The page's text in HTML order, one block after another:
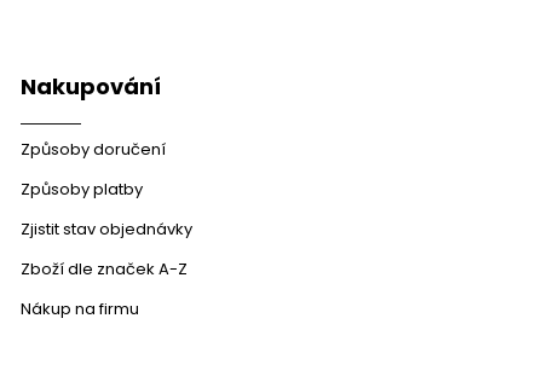
Nakupování
Způsoby doručení
Způsoby platby
Zjistit stav objednávky
Zboží dle značek A-Z
Nákup na firmu